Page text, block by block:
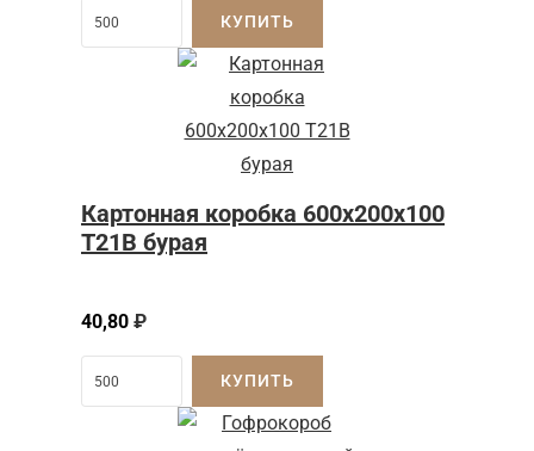
КУПИТЬ
Картонная коробка 600x200x100
Т21B бурая
40,80 ₽
КУПИТЬ